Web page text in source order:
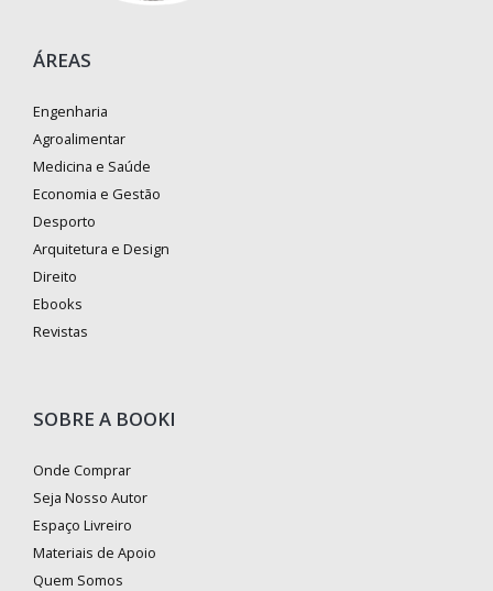
ÁREAS
Engenharia
Agroalimentar
Medicina e Saúde
Economia e Gestão
Desporto
Arquitetura e Design
Direito
Ebooks
Revistas
SOBRE A BOOKI
Onde Comprar
Seja Nosso Autor
Espaço Livreiro
Materiais de Apoio
Quem Somos